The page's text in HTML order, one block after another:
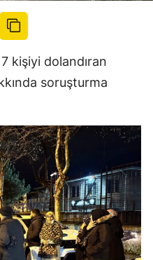
kişiyi dolandıran
soruşturma